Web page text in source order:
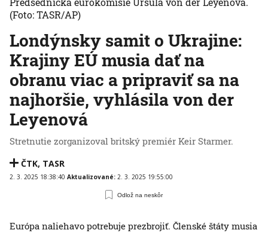
Londýnsky samit o Ukrajine:
Krajiny EÚ musia dať na
obranu viac a pripraviť sa na
najhoršie, vyhlásila von der
Leyenová
Stretnutie zorganizoval britský premiér Keir Starmer.
ČTK, TASR
2. 3. 2025 18:38:40 Aktualizované: 2. 3. 2025 19:55:00
Odlož na neskôr
(Foto: TASR/AP)
Európa naliehavo potrebuje prezbrojiť. Členské štáty musia